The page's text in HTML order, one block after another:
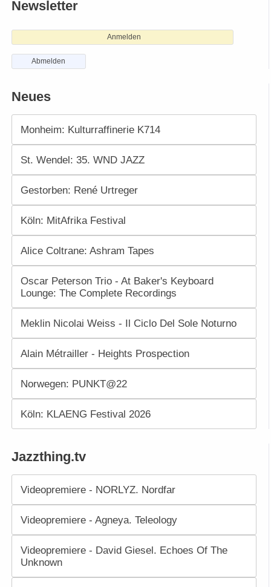
Newsletter
Anmelden
Abmelden
Neues
Monheim: Kulturraffinerie K714
St. Wendel: 35. WND JAZZ
Gestorben: René Urtreger
Köln: MitAfrika Festival
Alice Coltrane: Ashram Tapes
Oscar Peterson Trio - At Baker's Keyboard
Lounge: The Complete Recordings
Meklin Nicolai Weiss - Il Ciclo Del Sole Noturno
Alain Métrailler - Heights Prospection
Norwegen: PUNKT@22
Köln: KLAENG Festival 2026
Jazzthing.tv
Videopremiere - NORLYZ. Nordfar
Videopremiere - Agneya. Teleology
Videopremiere - David Giesel. Echoes Of The
Unknown